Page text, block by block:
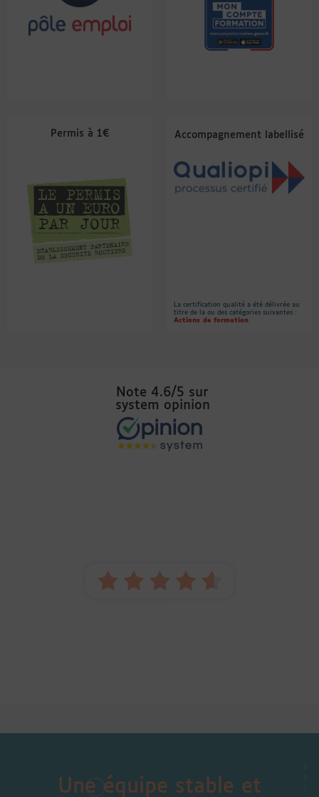
Permis à 1€ Accompagnement labellisé
La certification qualité a été délivrée au
titre de la ou des catégories suivantes :
Actions de formation
Note 4.6/5 sur
system opinion
Une équipe stable et